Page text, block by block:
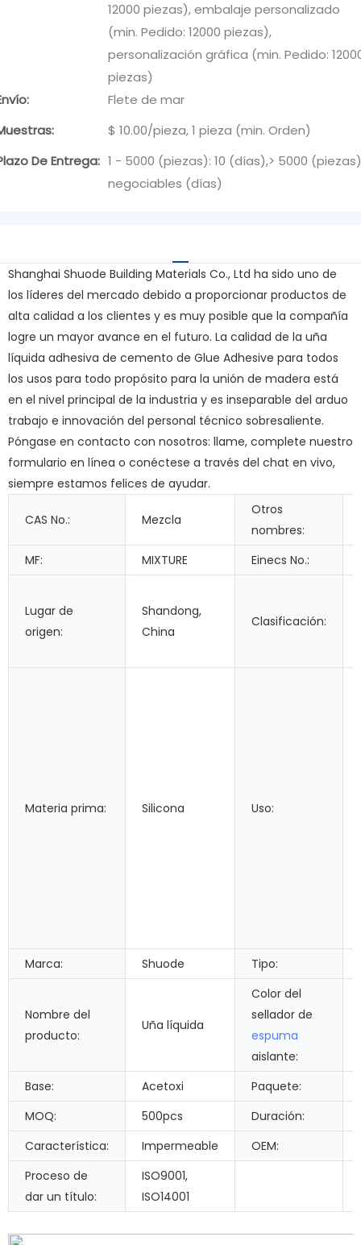
12000 piezas), embalaje personalizado
(min. Pedido: 12000 piezas),
personalización gráfica (min. Pedido:
piezas)
Flete de mar
$ 10.00/pieza, 1 pieza (min. Orden)
De Entrega: 1 - 5000 (piezas): 10 (días),> 5000
negociables (días)
Shanghai Shuode Building Materials Co., Ltd ha sido uno de
los líderes del mercado debido a proporcionar productos de
alta calidad a los clientes y es muy posible que la compañía
logre un mayor avance en el futuro. La calidad de la uña
líquida adhesiva de cemento de Glue Adhesive para todos
los usos para todo propósito para la unión de madera está
en el nivel principal de la industria y es inseparable del arduo
trabajo e innovación del personal técnico sobresaliente.
Póngase en contacto con nosotros: llame, complete nuestro
formulario en línea o conéctese a través del chat en vivo,
siempre estamos felices de ayudar.
CAS No.: Mezcla
Otros
nombres:
MF: MIXTURE Einecs No.:
Lugar de
origen:
Shandong,
China
Clasificación:
Materia prima: Silicona Uso:
Marca:
Shuode Tipo:
Nombre del
producto:
Uña líquida
Color del
sellador de
espuma
aislante:
Base: Acetoxi Paquete:
MOQ:
500pcs Duración:
Característica:
Impermeable OEM:
Proceso de
dar un título:
ISO9001,
ISO14001